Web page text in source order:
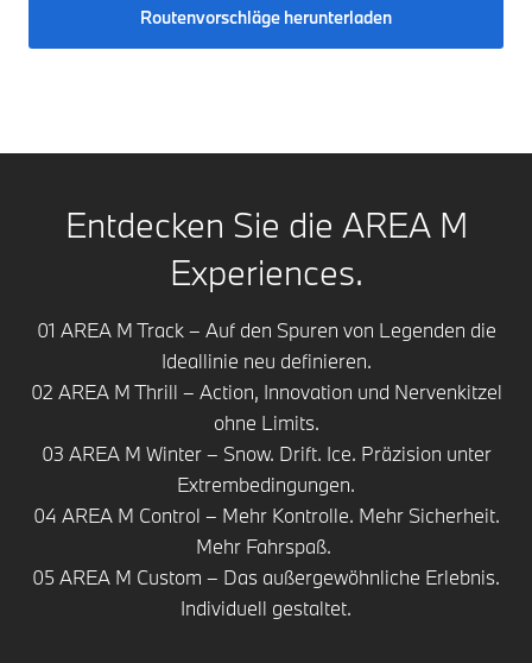
Routenvorschläge herunterladen
Entdecken Sie die AREA M
Experiences.
01 AREA M Track – Auf den Spuren von Legenden die
Ideallinie neu definieren.
02 AREA M Thrill – Action, Innovation und Nervenkitzel
ohne Limits.
03 AREA M Winter – Snow. Drift. Ice. Präzision unter
Extrembedingungen.
04 AREA M Control – Mehr Kontrolle. Mehr Sicherheit.
Mehr Fahrspaß.
05 AREA M Custom – Das außergewöhnliche Erlebnis.
Individuell gestaltet.